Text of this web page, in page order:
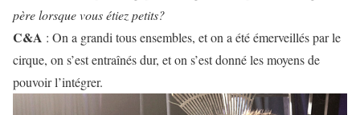
père lorsque vous étiez petits?
C&A : On a grandi tous ensembles, et on a été émerveillés par le
cirque, on s’est entraînés dur, et on s’est donné les moyens de
pouvoir l’intégrer.